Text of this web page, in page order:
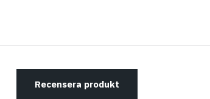
Recensera produkt